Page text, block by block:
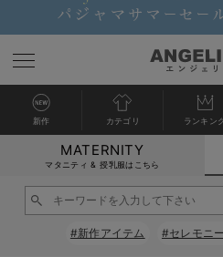
新生児服全て
ベビー服全て
ロンパース・カバーオール
シーズンアイテム全て
ベビー・新生児 寝具全て
ベビーベッド・布団 （ベビー・新生児）
ベビー 雑貨全て
お出かけグッズ全て
ベビー｜季節の特集全て
猛暑からベビーを守るひんやりグッズ
アウトレット全て
【アウトレット】ワンピース
特集全て
抗菌防臭加工
再入荷全て
再入荷｜インナー
新作 カテゴリ ランキン
MATERNITY
マタニティ & 授乳服はこちら
#新作アイテム #セレモニ
カートに入れる
閉じ